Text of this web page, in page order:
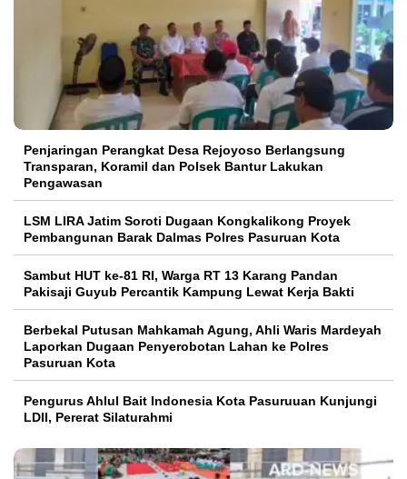
Penjaringan Perangkat Desa Rejoyoso Berlangsung
Transparan, Koramil dan Polsek Bantur Lakukan
Pengawasan
LSM LIRA Jatim Soroti Dugaan Kongkalikong Proyek
Pembangunan Barak Dalmas Polres Pasuruan Kota
Sambut HUT ke-81 RI, Warga RT 13 Karang Pandan
Pakisaji Guyub Percantik Kampung Lewat Kerja Bakti
Berbekal Putusan Mahkamah Agung, Ahli Waris Mardeyah
Laporkan Dugaan Penyerobotan Lahan ke Polres
Pasuruan Kota
Pengurus Ahlul Bait Indonesia Kota Pasuruuan Kunjungi
LDII, Pererat Silaturahmi